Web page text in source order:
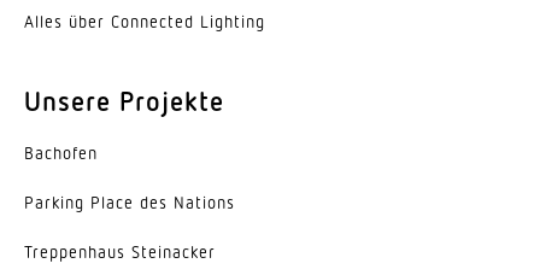
weiss
Werkstoff der Abdeckung
Acrylglas opal
105°
Entblendungswert
Alles über Connected Lighting
Unsere Projekte
Bachofen
Parking Place des Nations
Trep­penhaus Steinacker